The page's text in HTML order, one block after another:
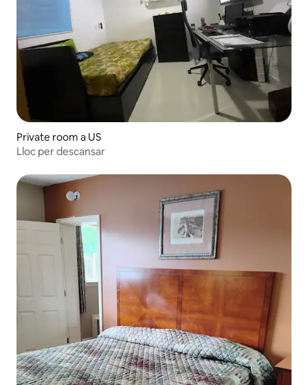
Private room a US
Lloc per descansar